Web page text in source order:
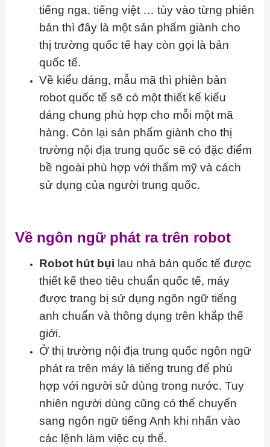
tiếng nga, tiếng việt … tùy vào từng phiên
bản thì đây là một sản phẩm giành cho
thị trường quốc tế hay còn gọi là bản
quốc tế.
Về kiểu dáng, mẫu mã thì phiên bản
robot quốc tế sẽ có một thiết kế kiểu
dáng chung phù hợp cho mỗi một mã
hàng. Còn lại sản phẩm giành cho thị
trường nội địa trung quốc sẽ có đặc điểm
bề ngoài phù hợp với thẩm mỹ và cách
sử dụng của người trung quốc.
Về ngôn ngữ phát ra trên robot
Robot hút bụi lau nhà bản quốc tế được
thiết kế theo tiêu chuẩn quốc tế, máy
được trang bị sử dụng ngôn ngữ tiếng
anh chuẩn và thông dụng trên khắp thế
giới.
Ở thị trường nội địa trung quốc ngôn ngữ
phát ra trên máy là tiếng trung để phù
hợp với người sử dùng trong nước. Tuy
nhiên người dùng cũng có thể chuyển
sang ngôn ngữ tiếng Anh khi nhấn vào
các lệnh làm việc cụ thể.